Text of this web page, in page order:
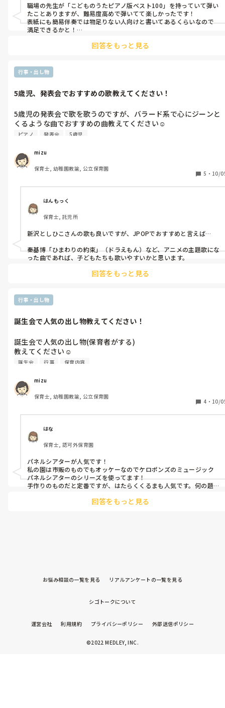
職場の先生が「こどものうたピアノ版ベスト100」を持っていて弾い
たことありますが、難易度高めで弾いてて楽しかったです！
表紙にも簡易伴奏では物足りない人向けと書いてあるくらいなので
満足できるかと！
回答をもっと見る
行事・出し物
5歳児、発表会でおすすめの歌教えてください！
5歳児の発表会で歌を歌うのですが、バラード系で心にジーンと
くるような曲でおすすめの曲教えてください☺️
出来るだけたくさん教えて頂けると嬉しいです。
ピアノ 発表会 5歳児
mizu
保育士, 幼稚園教諭, 公立保育園
5 ・ 10/
はんもっく
保育士, 託児所
新沢としひこさんの歌も良いですが、JPOPでおすすめと言えば…
秦基博「ひまわりの約束」（ドラえもん）など、アニメの主題歌にな
った曲であれば、子どもたちも歌いやすいかと思います。
回答をもっと見る
行事・出し物
誕生会で人気の出し物教えてください！
誕生会で人気の出し物(保育者がする)
教えてください☺️
題材名も教えて頂けると嬉しいです。
誕生会 行事 保育内容
mizu
保育士, 幼稚園教諭, 公立保育園
4 ・ 10/
はな
保育士, 認可外保育園
パネルシアターが人気です！
私の園は市販のものでもオッケーなのでケロポンズのミュージック
パネルシアターのシリーズを使ってます！
手作りのものだと定番ですが、はたらくくるまも人気です。何の題材
回答をもっと見る
お悩み相談の一覧を見る リアルアンケートの一覧を見る
シゴトークについて
運営会社 利用規約 プライバシーポリシー 外部送信ポリシー
©2022 MEDLEY, INC.